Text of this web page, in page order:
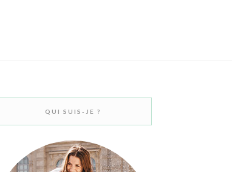
QUI SUIS-JE ?